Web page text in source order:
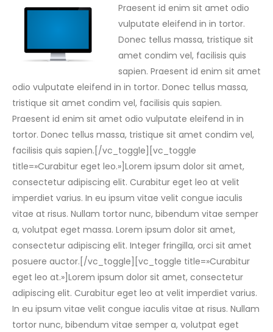
Praesent id enim sit amet odio
vulputate eleifend in in tortor.
Donec tellus massa, tristique sit
amet condim vel, facilisis quis
sapien. Praesent id enim sit amet
odio vulputate eleifend in in tortor. Donec tellus massa,
tristique sit amet condim vel, facilisis quis sapien.
Praesent id enim sit amet odio vulputate eleifend in in
tortor. Donec tellus massa, tristique sit amet condim vel,
facilisis quis sapien.[/vc_toggle][vc_toggle
title=»Curabitur eget leo.»]Lorem ipsum dolor sit amet,
consectetur adipiscing elit. Curabitur eget leo at velit
imperdiet varius. In eu ipsum vitae velit congue iaculis
vitae at risus. Nullam tortor nunc, bibendum vitae semper
a, volutpat eget massa. Lorem ipsum dolor sit amet,
consectetur adipiscing elit. Integer fringilla, orci sit amet
posuere auctor.[/vc_toggle][vc_toggle title=»Curabitur
eget leo at.»]Lorem ipsum dolor sit amet, consectetur
adipiscing elit. Curabitur eget leo at velit imperdiet varius.
In eu ipsum vitae velit congue iaculis vitae at risus. Nullam
tortor nunc, bibendum vitae semper a, volutpat eget